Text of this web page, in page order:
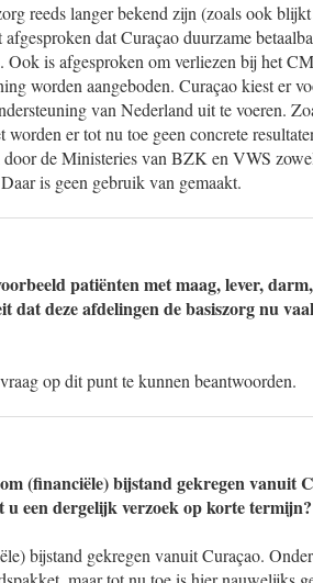
reeds langer bekend zijn (zoals ook
dat Curaçao duurzame
Ook is afgesproken om verliezen bij het
worden aangeboden. Curaçao kiest er
van Nederland uit te voeren.
er tot nu toe geen concrete
de Ministeries van BZK en VWS
is geen gebruik van gemaakt.
patiënten met maag, lever,
dat deze afdelingen de basiszorg nu
op dit punt te kunnen beantwoorden.
(financiële) bijstand gekregen vanuit
een dergelijk verzoek op korte termijn?
bijstand gekregen vanuit Curaçao.